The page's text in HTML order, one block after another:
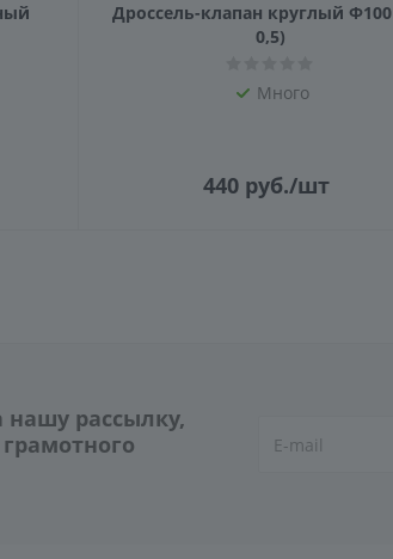
Дроссель-клапан круглый Ф100 (оц.
0,5)
Много
440 руб./шт
рассылку,